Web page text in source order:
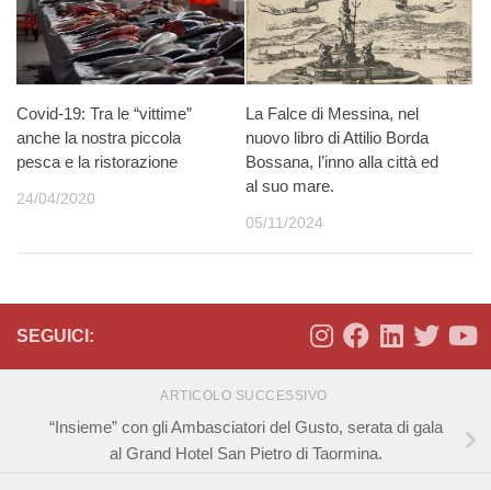
Covid-19: Tra le “vittime”
anche la nostra piccola
pesca e la ristorazione
24/04/2020
La Falce di Messina, nel
nuovo libro di Attilio Borda
Bossana, l’inno alla città ed
al suo mare.
05/11/2024
SEGUICI:
ARTICOLO SUCCESSIVO
“Insieme” con gli Ambasciatori del Gusto, serata di gala
al Grand Hotel San Pietro di Taormina.